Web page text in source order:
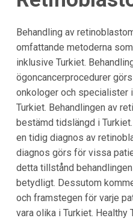
Behandling av
omfattande metoderna
inklusive Turkiet.
ögoncancerprocedurer
onkologer och specialister
Turkiet. Behandlingen av
bestämd tidslängd i
en tidig diagnos av
diagnos görs för vissa
detta tillstånd
betydligt. Dessutom
och framstegen för varje
vara olika i Turkiet.